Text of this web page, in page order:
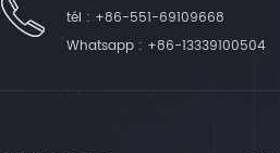
tél : +86-551-69109668
Whatsapp : +86-13339100504